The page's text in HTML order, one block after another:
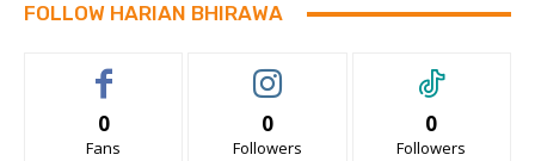
FOLLOW HARIAN BHIRAWA
0
Fans
0
Followers
0
Followers